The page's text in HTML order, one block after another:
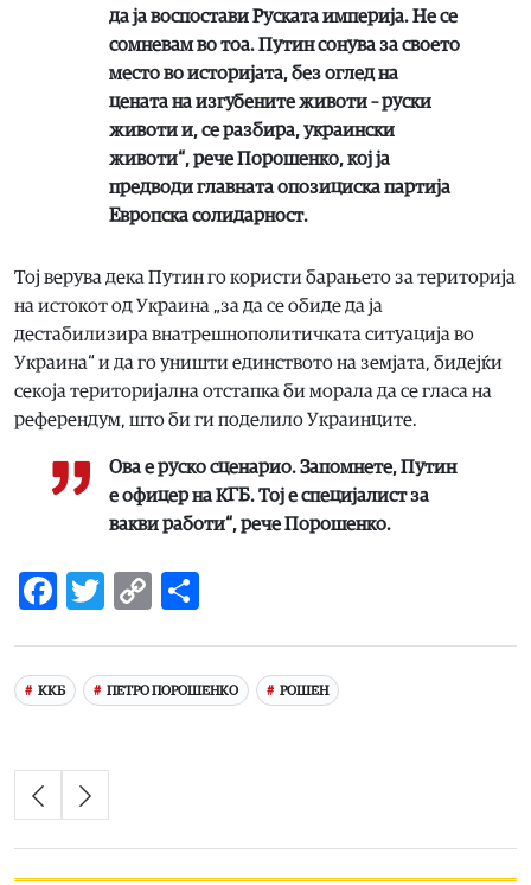
да ја воспостави Руската империја. Не се
сомневам во тоа. Путин сонува за своето
место во историјата, без оглед на
цената на изгубените животи – руски
животи и, се разбира, украински
животи“, рече Порошенко, кој ја
предводи главната опозициска партија
Европска солидарност.
Тој верува дека Путин го користи барањето за територија
на истокот од Украина „за да се обиде да ја
дестабилизира внатрешнополитичката ситуација во
Украина“ и да го уништи единството на земјата, бидејќи
секоја територијална отстапка би морала да се гласа на
референдум, што би ги поделило Украинците.
Ова е руско сценарио. Запомнете, Путин
е офицер на КГБ. Тој е специјалист за
вакви работи“, рече Порошенко.
Facebook
Twitter
Copy
ККБ ПЕТРО ПОРОШЕНКО РОШЕН